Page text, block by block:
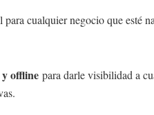
cualquier negocio que
offline para darle visibilidad a